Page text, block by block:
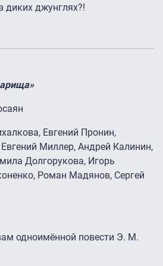
джунглях?!
Евгений Пронин,
Миллер, Андрей Калинин,
Долгорукова, Игорь
Роман Мадянов, Сергей
одноимённой повести Э. М.